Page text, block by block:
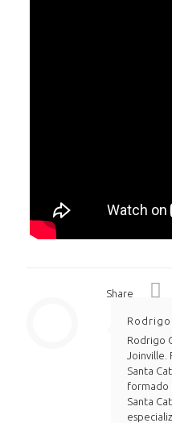
Share
Rodrigo
Joinville.
Santa
formado
Santa